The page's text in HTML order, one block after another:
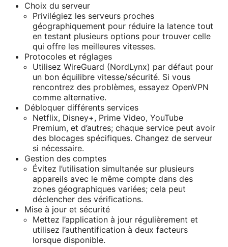
Choix du serveur
Privilégiez les serveurs proches
géographiquement pour réduire la latence tout
en testant plusieurs options pour trouver celle
qui offre les meilleures vitesses.
Protocoles et réglages
Utilisez WireGuard (NordLynx) par défaut pour
un bon équilibre vitesse/sécurité. Si vous
rencontrez des problèmes, essayez OpenVPN
comme alternative.
Débloquer différents services
Netflix, Disney+, Prime Video, YouTube
Premium, et d’autres; chaque service peut avoir
des blocages spécifiques. Changez de serveur
si nécessaire.
Gestion des comptes
Évitez l’utilisation simultanée sur plusieurs
appareils avec le même compte dans des
zones géographiques variées; cela peut
déclencher des vérifications.
Mise à jour et sécurité
Mettez l’application à jour régulièrement et
utilisez l’authentification à deux facteurs
lorsque disponible.